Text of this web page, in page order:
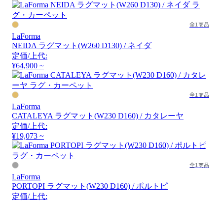
全1商品
LaForma
NEIDA ラグマット(W260 D130) / ネイダ
定価/上代:
¥64,900 ~
全1商品
LaForma
CATALEYA ラグマット(W230 D160) / カタレーヤ
定価/上代:
¥19,073 ~
全1商品
LaForma
PORTOPI ラグマット(W230 D160) / ポルトピ
定価/上代: